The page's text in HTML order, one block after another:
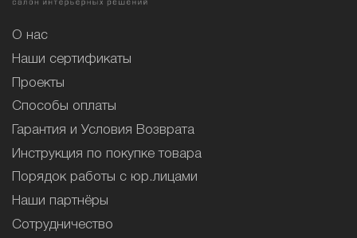
О нас
Наши сертификаты
Проекты
Способы оплаты
Гарантия и Условия Возврата
Инструкция по покупке товара
Порядок работы с юр.лицами
Наши партнёры
Сотрудничество